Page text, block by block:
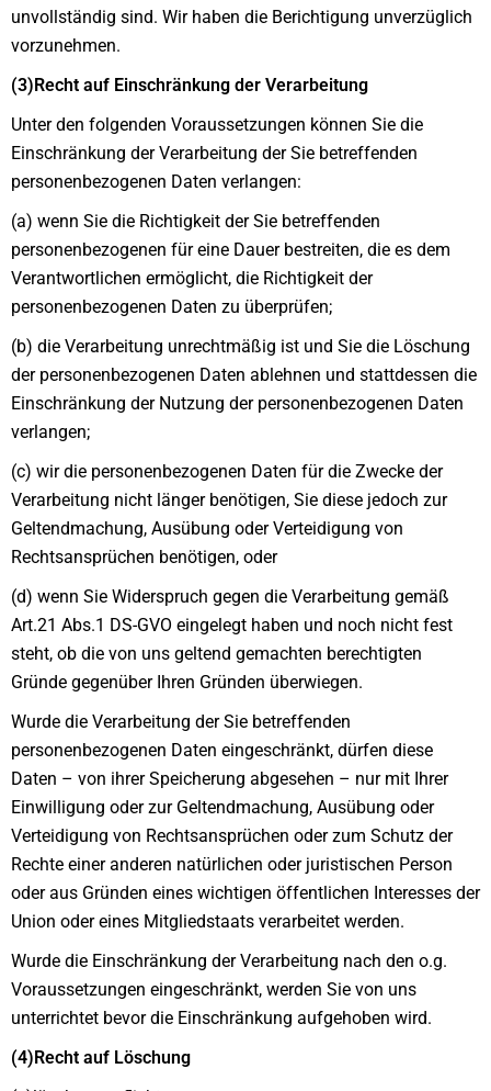
unvollständig sind. Wir haben die Berichtigung unverzüglich
vorzunehmen.
(3)Recht auf Einschränkung der Verarbeitung
Unter den folgenden Voraussetzungen können Sie die
Einschränkung der Verarbeitung der Sie betreffenden
personenbezogenen Daten verlangen:
(a) wenn Sie die Richtigkeit der Sie betreffenden
personenbezogenen für eine Dauer bestreiten, die es dem
Verantwortlichen ermöglicht, die Richtigkeit der
personenbezogenen Daten zu überprüfen;
(b) die Verarbeitung unrechtmäßig ist und Sie die Löschung
der personenbezogenen Daten ablehnen und stattdessen die
Einschränkung der Nutzung der personenbezogenen Daten
verlangen;
(c) wir die personenbezogenen Daten für die Zwecke der
Verarbeitung nicht länger benötigen, Sie diese jedoch zur
Geltendmachung, Ausübung oder Verteidigung von
Rechtsansprüchen benötigen, oder
(d) wenn Sie Widerspruch gegen die Verarbeitung gemäß
Art.21 Abs.1 DS-GVO eingelegt haben und noch nicht fest
steht, ob die von uns geltend gemachten berechtigten
Gründe gegenüber Ihren Gründen überwiegen.
Wurde die Verarbeitung der Sie betreffenden
personenbezogenen Daten eingeschränkt, dürfen diese
Daten – von ihrer Speicherung abgesehen – nur mit Ihrer
Einwilligung oder zur Geltendmachung, Ausübung oder
Verteidigung von Rechtsansprüchen oder zum Schutz der
Rechte einer anderen natürlichen oder juristischen Person
oder aus Gründen eines wichtigen öffentlichen Interesses der
Union oder eines Mitgliedstaats verarbeitet werden.
Wurde die Einschränkung der Verarbeitung nach den o.g.
Voraussetzungen eingeschränkt, werden Sie von uns
unterrichtet bevor die Einschränkung aufgehoben wird.
(4)Recht auf Löschung